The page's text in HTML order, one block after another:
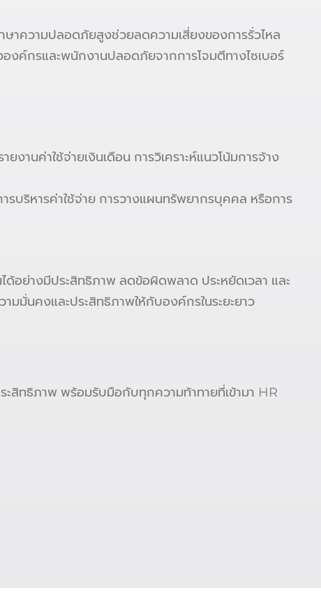
ษาความปลอดภัยสูงช่วยลดความเสี่ยงของการรั่วไหล
งค์กรและพนักงานปลอดภัยจากการโจมตีทางไซเบอร์
งานค่าใช้จ่ายเงินเดือน การวิเคราะห์แนวโน้มการจ้าง
รบริหารค่าใช้จ่าย การวางแผนทรัพยากรบุคคล หรือการ
ด้อย่างมีประสิทธิภาพ ลดข้อผิดพลาด ประหยัดเวลา และ
มมั่นคงและประสิทธิภาพให้กับองค์กรในระยะยาว
สิทธิภาพ พร้อมรับมือกับทุกความท้าทายที่เข้ามา HR